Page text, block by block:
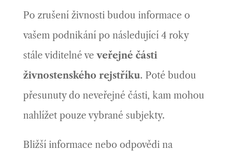
Po zrušení živnosti budou informace o
vašem podnikání po následující 4 roky
stále viditelné ve veřejné části
živnostenského rejstříku. Poté budou
přesunuty do neveřejné části, kam mohou
nahlížet pouze vybrané subjekty.
Bližší informace nebo odpovědi na